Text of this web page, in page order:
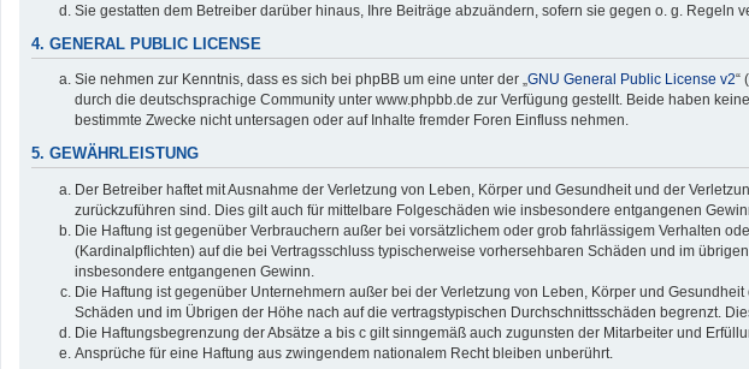
Sie gestatten dem Betreiber darüber hinaus, Ihre Beiträge abzuändern, sofern sie gegen o. g. Regeln
4. GENERAL PUBLIC LICENSE
Sie nehmen zur Kenntnis, dass es sich bei phpBB um eine unter der „GNU General Public License v2“
durch die deutschsprachige Community unter www.phpbb.de zur Verfügung gestellt. Beide haben
bestimmte Zwecke nicht untersagen oder auf Inhalte fremder Foren Einfluss nehmen.
5. GEWÄHRLEISTUNG
Der Betreiber haftet mit Ausnahme der Verletzung von Leben, Körper und Gesundheit und der
zurückzuführen sind. Dies gilt auch für mittelbare Folgeschäden wie insbesondere entgangenen
Die Haftung ist gegenüber Verbrauchern außer bei vorsätzlichem oder grob fahrlässigem Verhalten
(Kardinalpflichten) auf die bei Vertragsschluss typischerweise vorhersehbaren Schäden und im
insbesondere entgangenen Gewinn.
Die Haftung ist gegenüber Unternehmern außer bei der Verletzung von Leben, Körper und
Schäden und im Übrigen der Höhe nach auf die vertragstypischen Durchschnittsschäden begrenzt.
Die Haftungsbegrenzung der Absätze a bis c gilt sinngemäß auch zugunsten der Mitarbeiter und
Ansprüche für eine Haftung aus zwingendem nationalem Recht bleiben unberührt.